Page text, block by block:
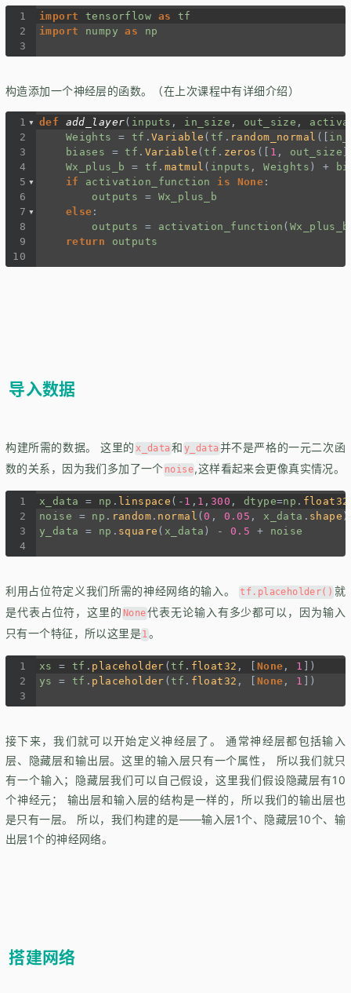
1 import tensorflow as
tf
2
import numpy as
np
3
构造添加一个神经层的函数。（在上次课程中有详细介绍）
1 def add_layer( inputs , in_size , out_size ,
2
Weights = tf .Variable ( tf . random_normal ([
3
biases = tf . Variable ( tf . zeros ([ 1 , out_size
4
Wx_plus_b = tf . matmul ( inputs , Weights ) +
5
if activation_function is None :
6
outputs = Wx_plus_b
7
else :
8
outputs = activation_function ( Wx_plus_b
9
return
outputs
10
导入数据
构建所需的数据。 这里的 x_data和 y_data并不是严格的一元二次函
数的关系，因为我们多加了一个 noise,这样看起来会更像真实情况。
1 x_data = np . linspace ( - 1 , 1 , 300 , dtype=np . float32
2
noise = np . random . normal (0 , 0.05 , x_data . shape
3
y_data = np . square ( x_data ) - 0.5 +
noise
4
利用占位符定义我们所需的神经网络的输入。 tf.placeholder() 就
是代表占位符，这里的 None代表无论输入有多少都可以，因为输入
只有一个特征，所以这里是1。
1 xs = tf . placeholder (tf . float32 , [ None , 1
])
2
ys = tf . placeholder ( tf . float32 , [ None , 1
])
3
接下来，我们就可以开始定义神经层了。 通常神经层都包括输入
层、隐藏层和输出层。这里的输入层只有一个属性， 所以我们就只
有一个输入；隐藏层我们可以自己假设，这里我们假设隐藏层有10
个神经元； 输出层和输入层的结构是一样的，所以我们的输出层也
是只有一层。 所以，我们构建的是——输入层1个、隐藏层10个、输
出层1个的神经网络。
搭建网络